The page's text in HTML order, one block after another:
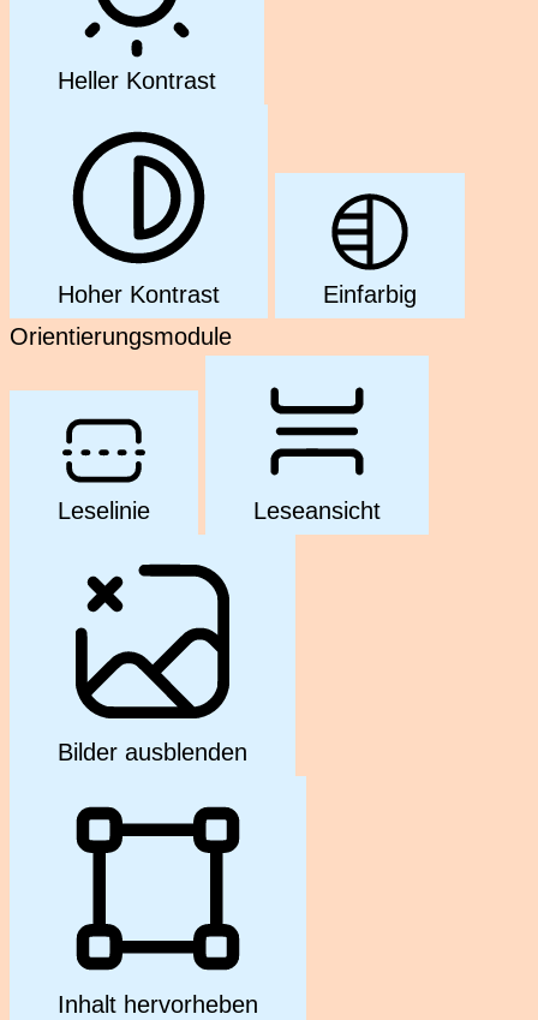
Heller Kontrast
Hoher Kontrast
Einfarbig
Orientierungsmodule
Leselinie Leseansicht
Bilder ausblenden
Inhalt hervorheben